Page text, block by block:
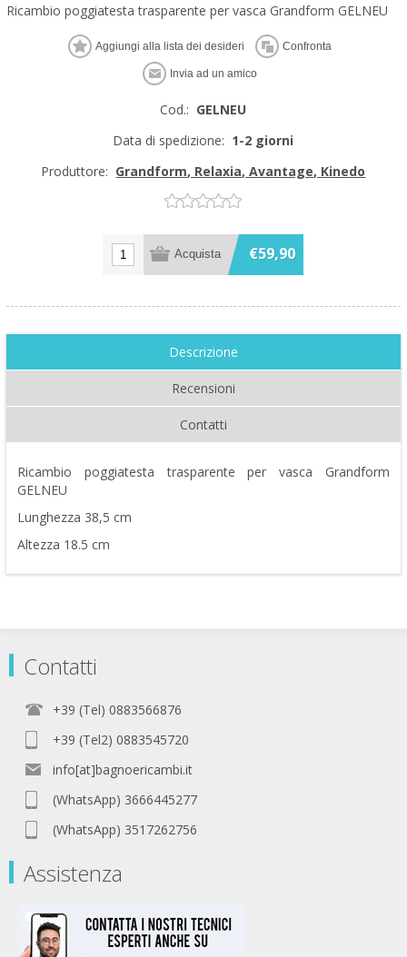
Ricambio poggiatesta trasparente per vasca Grandform GELNEU
Cod.: GELNEU
Data di spedizione: 1-2 giorni
Produttore: Grandform, Relaxia, Avantage, Kinedo
€59,90
Descrizione
Recensioni
Contatti
Ricambio poggiatesta trasparente per vasca Grandform
GELNEU
Lunghezza 38,5 cm
Altezza 18.5 cm
Contatti
+39 (Tel) 0883566876
+39 (Tel2) 0883545720
info[at]bagnoericambi.it
(WhatsApp) 3666445277
(WhatsApp) 3517262756
Assistenza